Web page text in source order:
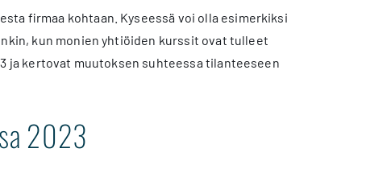
firmaa kohtaan. Kyseessä voi olla esimerkiksi
kun monien yhtiöiden kurssit ovat tulleet
ja kertovat muutoksen suhteessa tilanteeseen
2023